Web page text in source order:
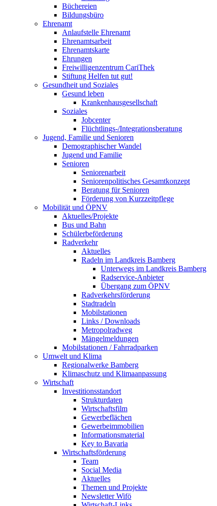
Büchereien
Bildungsbüro
Ehrenamt
Anlaufstelle Ehrenamt
Ehrenamtsarbeit
Ehrenamtskarte
Ehrungen
Freiwilligenzentrum CariThek
Stiftung Helfen tut gut!
Gesundheit und Soziales
Gesund leben
Krankenhausgesellschaft
Soziales
Jobcenter
Flüchtlings-/Integrationsberatung
Jugend, Familie und Senioren
Demographischer Wandel
Jugend und Familie
Senioren
Seniorenarbeit
Seniorenpolitisches Gesamtkonzept
Beratung für Senioren
Förderung von Kurzzeitpflege
Mobilität und ÖPNV
Aktuelles/Projekte
Bus und Bahn
Schülerbeförderung
Radverkehr
Aktuelles
Radeln im Landkreis Bamberg
Unterwegs im Landkreis Bamberg
Radservice-Anbieter
Übergang zum ÖPNV
Radverkehrsförderung
Stadtradeln
Mobilstationen
Links / Downloads
Metropolradweg
Mängelmeldungen
Mobilstationen / Fahrradparken
Umwelt und Klima
Regionalwerke Bamberg
Klimaschutz und Klimaanpassung
Wirtschaft
Investitionsstandort
Strukturdaten
Wirtschaftsfilm
Gewerbeflächen
Gewerbeimmobilien
Informationsmaterial
Key to Bavaria
Wirtschaftsförderung
Team
Social Media
Aktuelles
Themen und Projekte
Newsletter Wifö